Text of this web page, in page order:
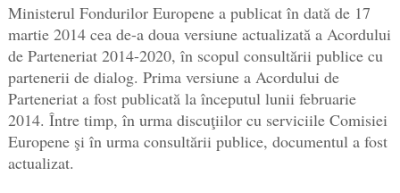
Ministerul Fondurilor Europene a publicat în dată de 17
martie 2014 cea de-a doua versiune actualizată a Acordului
de Parteneriat 2014-2020, în scopul consultării publice cu
partenerii de dialog. Prima versiune a Acordului de
Parteneriat a fost publicată la începutul lunii februarie
2014. Între timp, în urma discuţiilor cu serviciile Comisiei
Europene şi în urma consultării publice, documentul a fost
actualizat.